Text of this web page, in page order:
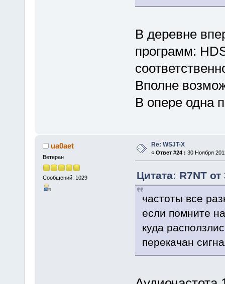
В деревне
программ:
Вполне
В опере одна
ua0aet
Ветеран
Сообщений: 1029
Re: WSJT-X
« Ответ #24 : 30 Ноября
Цитата: R7NT
частоты все
если помните
куда
перекачан